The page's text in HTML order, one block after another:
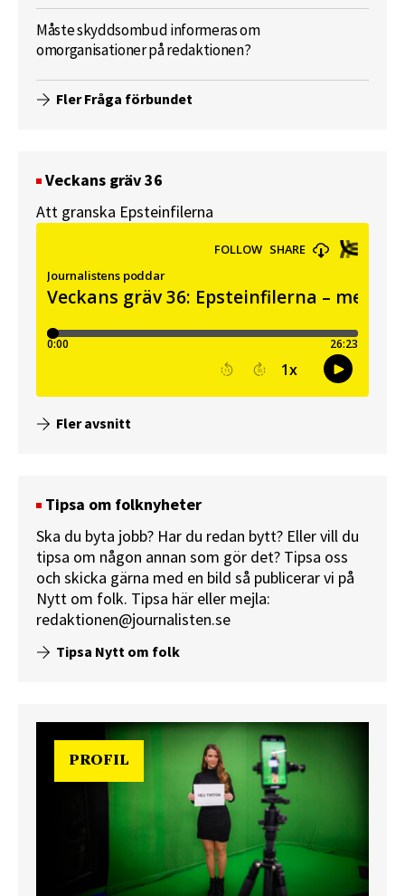
Måste skyddsombud informeras om
omorganisationer på redaktionen?
Fler Fråga förbundet
Veckans gräv 36
Att granska Epsteinfilerna
Fler avsnitt
Tipsa om folknyheter
Ska du byta jobb? Har du redan bytt? Eller vill du
tipsa om någon annan som gör det? Tipsa oss
och skicka gärna med en bild så publicerar vi på
Nytt om folk. Tipsa här eller mejla:
redaktionen@journalisten.se
Tipsa Nytt om folk
PROFIL